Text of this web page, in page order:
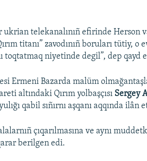
ukrian telekanalınıñ efirinde Herson
titanı” zavodınıñ boruları tütiy, o
toqtatmaq niyetinde degil”, dep qayd
Ermeni Bazarda malüm
altındaki Qırım yolbaşçısı Sergey
qabil sıñırnı aşqanı aqqında ilân
çıqarılmasına ve aynı
berilgen edi.